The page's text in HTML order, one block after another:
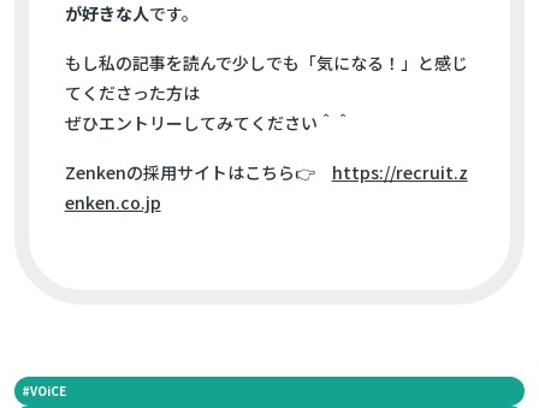
が好きな人です。
もし私の記事を読んで少しでも「気になる！」と感じ
てくださった方は
ぜひエントリーしてみてください＾＾
Zenkenの採用サイトはこちら👉 https://recruit.z
enken.co.jp
#VOiCE